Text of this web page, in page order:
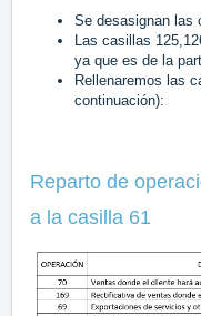
Se desasignan las
Las casillas
ya que es de la
Rellenaremos las
continuación):
Reparto de
a la casilla 61